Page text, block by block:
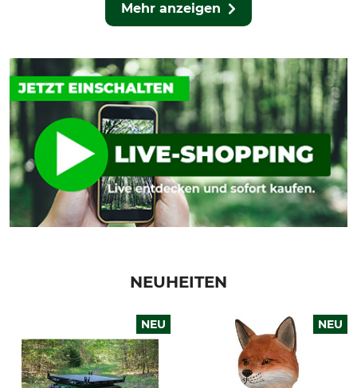
Mehr anzeigen
NEUHEITEN
NEU NEU